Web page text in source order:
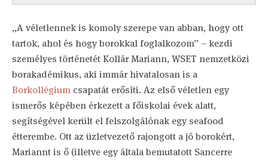
„A véletlennek is komoly szerepe van abban, hogy ott
tartok, ahol és hogy borokkal foglalkozom” – kezdi
személyes történetét Kollár Mariann, WSET nemzetközi
borakadémikus, aki immár hivatalosan is a
Borkollégium csapatát erősíti. Az első véletlen egy
ismerős képében érkezett a főiskolai évek alatt,
segítségével került el felszolgálónak egy seafood
étterembe. Ott az üzletvezető rajongott a jó borokért,
Mariannt is ő (illetve egy általa bemutatott Sancerre